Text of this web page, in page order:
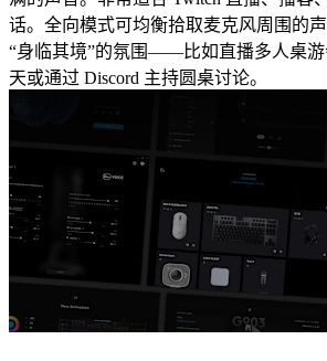
话。全向模式可均衡拾取麦克风周围的
“身临其境”的氛围——比如直播多人桌游
天或通过 Discord 主持圆桌讨论。